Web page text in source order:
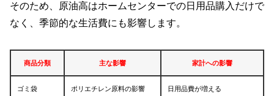
そのため、原油高はホームセンターでの日用品購入だけで
なく、季節的な生活費にも影響します。
商品分類 主な影響 家計への影響
ゴミ袋 ポリエチレン原料の影響 日用品費が増える